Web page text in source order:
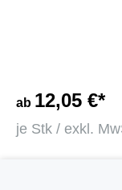
ab 12,05 €*
je Stk / exkl.